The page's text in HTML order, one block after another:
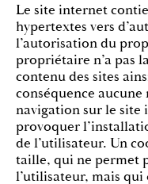
Le site internet
hypertextes vers
l’autorisation du
propriétaire n’a pas
contenu des sites
conséquence
navigation sur le site
provoquer
de l’utilisateur. Un
taille, qui ne permet
l’utilisateur, mais